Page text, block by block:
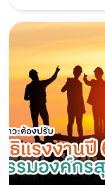
ชุมชนเป็นสุข"